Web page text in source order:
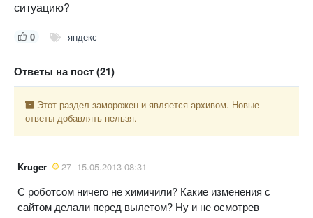
ситуацию?
0 яндекс
Ответы на пост (21)
Этот раздел заморожен и является архивом. Новые
ответы добавлять нельзя.
Kruger 27 15.05.2013 08:31
С роботсом ничего не химичили? Какие изменения с
сайтом делали перед вылетом? Ну и не осмотрев